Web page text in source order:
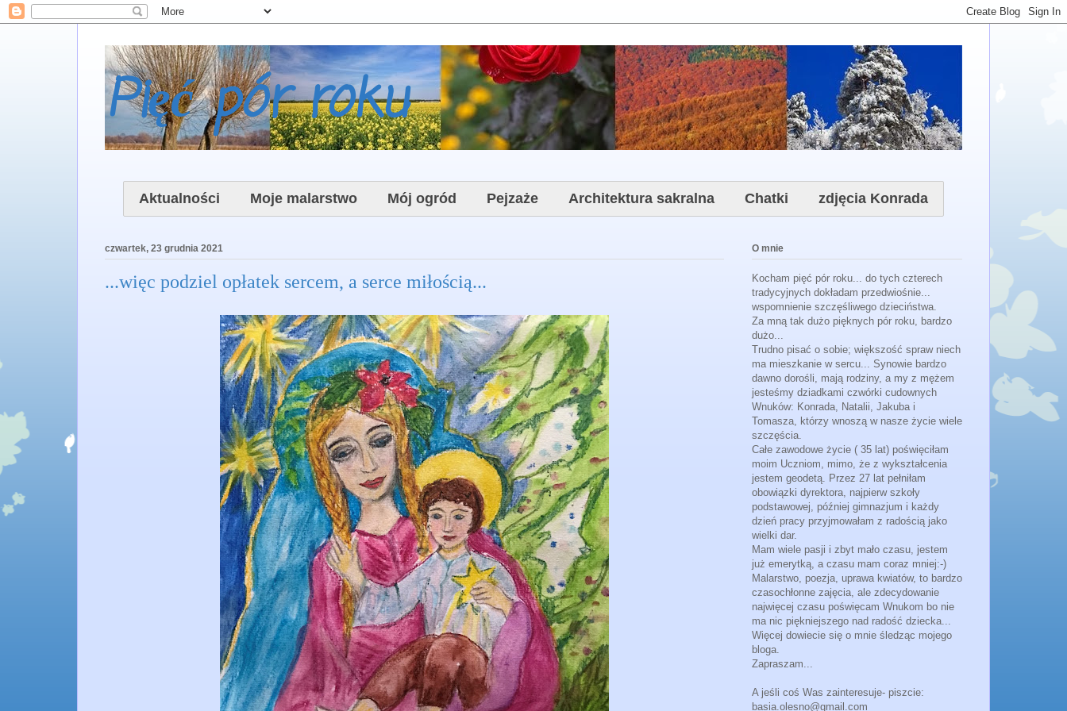
Pięć pór roku
Aktualności Moje malarstwo Mój ogród Pejzaże Architektura sakralna Chatki zdjęcia Konrada
czwartek, 23 grudnia 2021
...więc podziel opłatek sercem, a serce miłością...
O mnie
Kocham pięć pór roku... do tych czterech
tradycyjnych dokładam przedwiośnie...
wspomnienie szczęśliwego dzieciństwa.
Za mną tak dużo pięknych pór roku, bardzo
dużo...
Trudno pisać o sobie; większość spraw niech
ma mieszkanie w sercu... Synowie bardzo
dawno dorośli, mają rodziny, a my z mężem
jesteśmy dziadkami czwórki cudownych
Wnuków: Konrada, Natalii, Jakuba i
Tomasza, którzy wnoszą w nasze życie wiele
szczęścia.
Całe zawodowe życie ( 35 lat) poświęciłam
moim Uczniom, mimo, że z wykształcenia
jestem geodetą. Przez 27 lat pełniłam
obowiązki dyrektora, najpierw szkoły
podstawowej, później gimnazjum i każdy
dzień pracy przyjmowałam z radością jako
wielki dar.
Mam wiele pasji i zbyt mało czasu, jestem
już emerytką, a czasu mam coraz mniej:-)
Malarstwo, poezja, uprawa kwiatów, to bardzo
czasochłonne zajęcia, ale zdecydowanie
najwięcej czasu poświęcam Wnukom bo nie
ma nic piękniejszego nad radość dziecka...
Więcej dowiecie się o mnie śledząc mojego
bloga.
Zapraszam...
A jeśli coś Was zainteresuje- piszcie:
basia.olesno@gmail.com